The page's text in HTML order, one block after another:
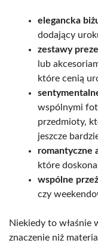
elegancka
dodający
zestawy
lub
które cenią
wspólnymi
przedmioty,
jeszcze
romantyczne
które
wspólne
czy
Niekiedy to właśnie
znaczenie niż